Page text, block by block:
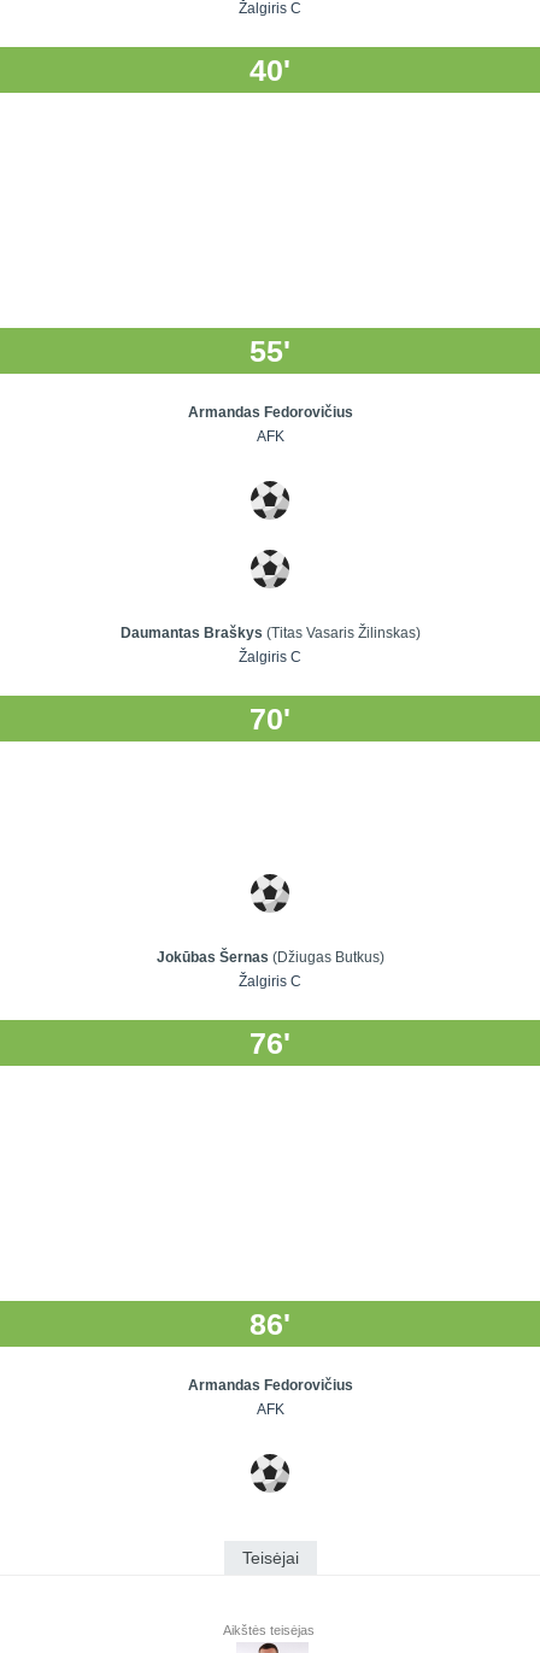
Žalgiris C
40'
55'
Armandas Fedorovičius
AFK
Daumantas Braškys (Titas Vasaris Žilinskas)
Žalgiris C
70'
Jokūbas Šernas (Džiugas Butkus)
Žalgiris C
76'
86'
Armandas Fedorovičius
AFK
Teisėjai
Aikštės teisėjas